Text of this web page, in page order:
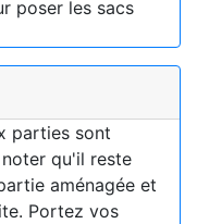
poser les sacs
parties sont
qu'il reste
aménagée et
Portez vos